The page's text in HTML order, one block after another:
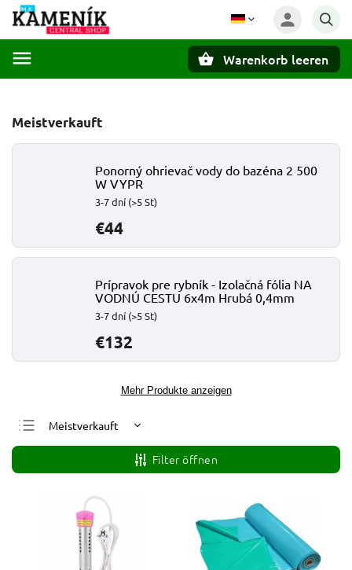
Warenkorb leeren
Meistverkauft
Ponorný ohrievač vody do bazéna 2 500
W VYPR
3-7 dní (>5 St)
€44
Prípravok pre rybník - Izolačná fólia NA
VODNÚ CESTU 6x4m Hrubá 0,4mm
3-7 dní (>5 St)
€132
Mehr Produkte anzeigen
Meistverkauft
Günstigste
Teuerste
Alphabetisch
Filter öffnen